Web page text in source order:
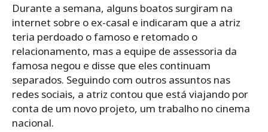
Durante a semana, alguns boatos surgiram na
internet sobre o ex-casal e indicaram que a atriz
teria perdoado o famoso e retomado o
relacionamento, mas a equipe de assessoria da
famosa negou e disse que eles continuam
separados. Seguindo com outros assuntos nas
redes sociais, a atriz contou que está viajando por
conta de um novo projeto, um trabalho no cinema
nacional.